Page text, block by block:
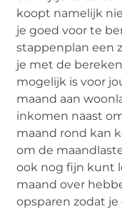
koopt namelijk
je goed voor te
stappenplan een
je met de
mogelijk is voor
maand aan
inkomen naast
maand rond kan
om de
ook nog fijn kunt
maand over
opsparen zodat